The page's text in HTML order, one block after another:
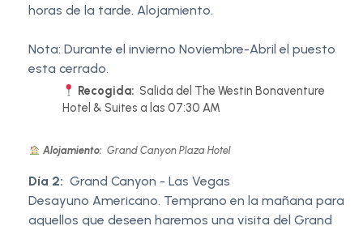
horas de la tarde. Alojamiento.
Nota: Durante el invierno Noviembre-Abril el puesto
esta cerrado.
Recogida: Salida del The Westin Bonaventure
Hotel & Suites a las 07:30 AM
Alojamiento: Grand Canyon Plaza Hotel
Día 2: Grand Canyon - Las Vegas
Desayuno Americano. Temprano en la mañana para
aquellos que deseen haremos una visita del Grand